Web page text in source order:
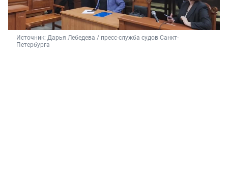
Источник: Дарья Лебедева / пресс-служба судов Санкт-
Петербурга